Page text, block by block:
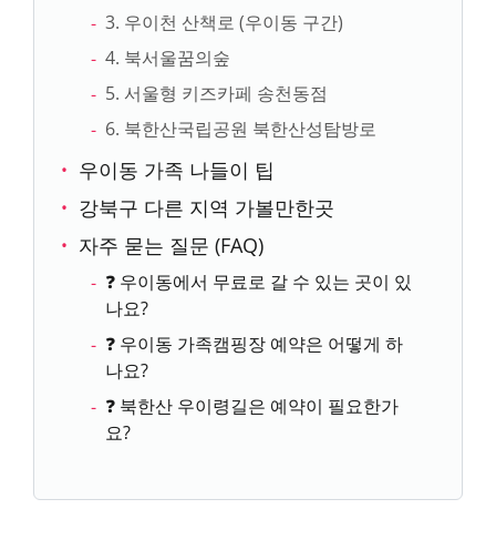
3. 우이천 산책로 (우이동 구간)
4. 북서울꿈의숲
5. 서울형 키즈카페 송천동점
6. 북한산국립공원 북한산성탐방로
우이동 가족 나들이 팁
강북구 다른 지역 가볼만한곳
자주 묻는 질문 (FAQ)
❓ 우이동에서 무료로 갈 수 있는 곳이 있
나요?
❓ 우이동 가족캠핑장 예약은 어떻게 하
나요?
❓ 북한산 우이령길은 예약이 필요한가
요?